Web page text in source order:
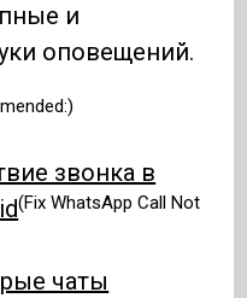
и
оповещений.
звонка в
(Fix WhatsApp Call Not
чаты